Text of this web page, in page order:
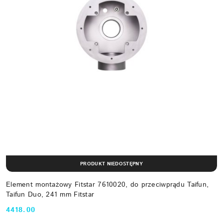
Element montażowy Fitstar 7610020, do przeciwprądu Taifun,
Taifun Duo, 241 mm Fitstar
4418.00
PRODUKT NIEDOSTĘPNY